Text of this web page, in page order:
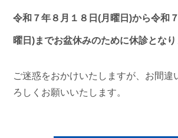
令和７年８月１８日(月曜日)から令和
曜日)までお盆休みのために休診となり
ご迷惑をおかけいたしますが、お間違
ろしくお願いいたします。